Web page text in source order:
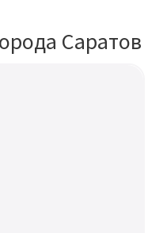
Саратов